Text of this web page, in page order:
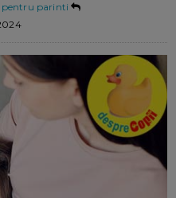
pentru parinti